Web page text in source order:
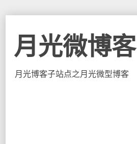
月光微博客
月光博客子站点之月光微型博客